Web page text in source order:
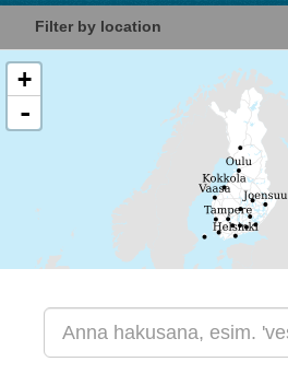
Filter by location
+
-